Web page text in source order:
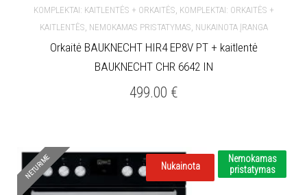
KOMPLEKTAI: KAITLENTĖS + ORKAITĖS, KOMPLEKTAI: ORKAITĖS +
KAITLENTĖS, NEMOKAMAS PRISTATYMAS, NUKAINOTA ĮRANGA
Orkaitė BAUKNECHT HIR4 EP8V PT + kaitlentė
BAUKNECHT CHR 6642 IN
499.00 €
Nukainota
Nemokamas
pristatymas
NETURIME